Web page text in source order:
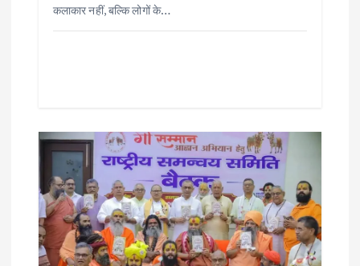
कलाकार नहीं, बल्कि लोगों के…